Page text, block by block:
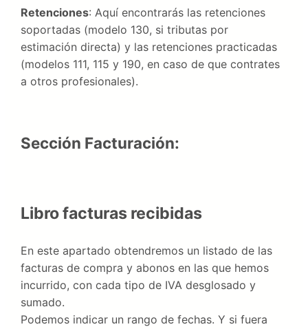
Retenciones: Aquí encontrarás las retenciones
soportadas (modelo 130, si tributas por
estimación directa) y las retenciones practicadas
(modelos 111, 115 y 190, en caso de que contrates
a otros profesionales).
Sección Facturación:
Libro facturas recibidas
En este apartado obtendremos un listado de las
facturas de compra y abonos en las que hemos
incurrido, con cada tipo de IVA desglosado y
sumado.
Podemos indicar un rango de fechas. Y si fuera